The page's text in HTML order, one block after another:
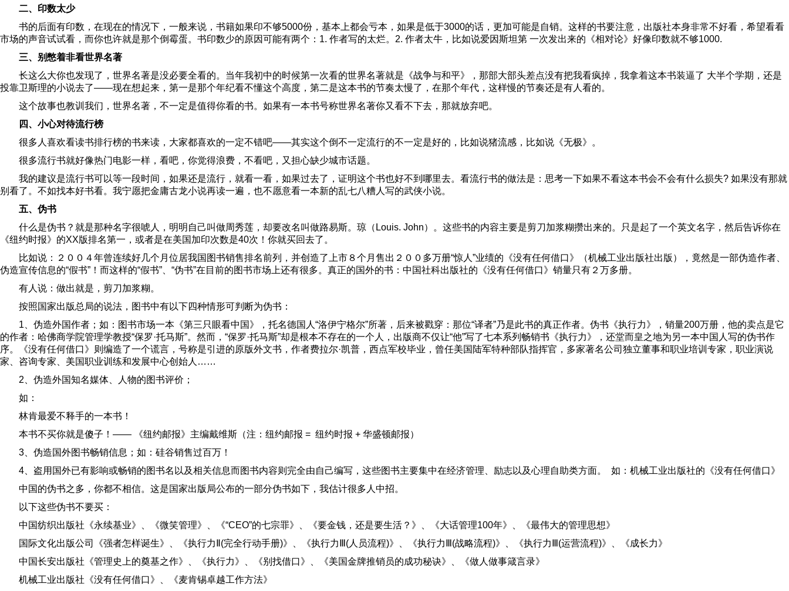
二、印数太少
书的后面有印数，在现在的情况下，一般来说，书籍如果印不够5000份，基本上都会亏本，如果是低于3000的话，更加可能是自销。这样的书要注意，出版社本身非常不好看，希望看看
市场的声音试试看，而你也许就是那个倒霉蛋。书印数少的原因可能有两个：1. 作者写的太烂。2. 作者太牛，比如说爱因斯坦第 一次发出来的《相对论》好像印数就不够1000.
三、别憋着非看世界名著
长这么大你也发现了，世界名著是没必要全看的。当年我初中的时候第一次看的世界名著就是《战争与和平》，那部大部头差点没有把我看疯掉，我拿着这本书装逼了 大半个学期，还是
投靠卫斯理的小说去了——现在想起来，第一是那个年纪看不懂这个高度，第二是这本书的节奏太慢了，在那个年代，这样慢的节奏还是有人看的。
这个故事也教训我们，世界名著，不一定是值得你看的书。如果有一本书号称世界名著你又看不下去，那就放弃吧。
四、小心对待流行榜
很多人喜欢看读书排行榜的书来读，大家都喜欢的一定不错吧——其实这个倒不一定流行的不一定是好的，比如说猪流感，比如说《无极》。
很多流行书就好像热门电影一样，看吧，你觉得浪费，不看吧，又担心缺少城市话题。
我的建议是流行书可以等一段时间，如果还是流行，就看一看，如果过去了，证明这个书也好不到哪里去。看流行书的做法是：思考一下如果不看这本书会不会有什么损失? 如果没有那就
别看了。不如找本好书看。我宁愿把金庸古龙小说再读一遍，也不愿意看一本新的乱七八糟人写的武侠小说。
五、伪书
什么是伪书？就是那种名字很唬人，明明自己叫做周秀莲，却要改名叫做路易斯。琼（Louis. John）。这些书的内容主要是剪刀加浆糊攒出来的。只是起了一个英文名字，然后告诉你在
《纽约时报》的XX版排名第一，或者是在美国加印次数是40次！你就买回去了。
比如说：２００４年曾连续好几个月位居我国图书销售排名前列，并创造了上市８个月售出２００多万册“惊人”业绩的《没有任何借口》（机械工业出版社出版），竟然是一部伪造作者、
伪造宣传信息的“假书”！而这样的“假书”、“伪书”在目前的图书市场上还有很多。真正的国外的书：中国社科出版社的《没有任何借口》销量只有２万多册。
有人说：做出就是，剪刀加浆糊。
按照国家出版总局的说法，图书中有以下四种情形可判断为伪书：
1、伪造外国作者；如：图书市场一本《第三只眼看中国》，托名德国人“洛伊宁格尔”所著，后来被戳穿：那位“译者”乃是此书的真正作者。伪书《执行力》，销量200万册，他的卖点是它
的作者：哈佛商学院管理学教授“保罗·托马斯”。然而，“保罗·托马斯”却是根本不存在的一个人，出版商不仅让“他”写了七本系列畅销书《执行力》，还堂而皇之地为另一本中国人写的伪书作
序。《没有任何借口》则编造了一个谎言，号称是引进的原版外文书，作者费拉尔·凯普，西点军校毕业，曾任美国陆军特种部队指挥官，多家著名公司独立董事和职业培训专家，职业演说
家、咨询专家、美国职业训练和发展中心创始人……
2、伪造外国知名媒体、人物的图书评价；
如：
林肯最爱不释手的一本书！
本书不买你就是傻子！—— 《纽约邮报》主编戴维斯（注：纽约邮报 = 纽约时报 + 华盛顿邮报）
3、伪造国外图书畅销信息；如：硅谷销售过百万！
4、盗用国外已有影响或畅销的图书名以及相关信息而图书内容则完全由自己编写，这些图书主要集中在经济管理、励志以及心理自助类方面。 如：机械工业出版社的《没有任何借口》
中国的伪书之多，你都不相信。这是国家出版局公布的一部分伪书如下，我估计很多人中招。
以下这些伪书不要买：
中国纺织出版社《永续基业》、《微笑管理》、《“CEO”的七宗罪》、《要金钱，还是要生活？》、《大话管理100年》、《最伟大的管理思想》
国际文化出版公司《强者怎样诞生》、《执行力Ⅱ(完全行动手册)》、《执行力Ⅲ(人员流程)》、《执行力Ⅲ(战略流程)》、《执行力Ⅲ(运营流程)》、《成长力》
中国长安出版社《管理史上的奠基之作》、《执行力》、《别找借口》、《美国金牌推销员的成功秘诀》、《做人做事箴言录》
机械工业出版社《没有任何借口》、《麦肯锡卓越工作方法》